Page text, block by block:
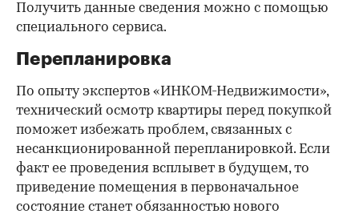
Получить данные сведения можно с помощью
специального сервиса.
Перепланировка
По опыту экспертов «ИНКОМ-Недвижимости»,
технический осмотр квартиры перед покупкой
поможет избежать проблем, связанных с
несанкционированной перепланировкой. Если
факт ее проведения всплывет в будущем, то
приведение помещения в первоначальное
состояние станет обязанностью нового